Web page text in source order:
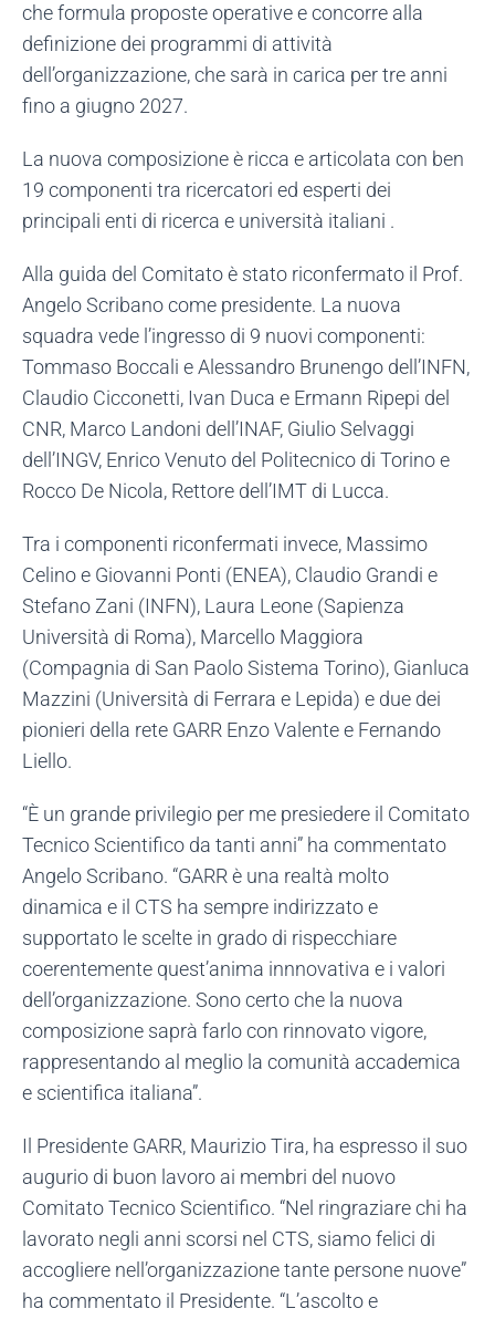
che formula proposte operative e concorre alla
definizione dei programmi di attività
dell’organizzazione, che sarà in carica per tre anni
fino a giugno 2027.
La nuova composizione è ricca e articolata con ben
19 componenti tra ricercatori ed esperti dei
principali enti di ricerca e università italiani .
Alla guida del Comitato è stato riconfermato il Prof.
Angelo Scribano come presidente. La nuova
squadra vede l’ingresso di 9 nuovi componenti:
Tommaso Boccali e Alessandro Brunengo dell’INFN,
Claudio Cicconetti, Ivan Duca e Ermann Ripepi del
CNR, Marco Landoni dell’INAF, Giulio Selvaggi
dell’INGV, Enrico Venuto del Politecnico di Torino e
Rocco De Nicola, Rettore dell’IMT di Lucca.
Tra i componenti riconfermati invece, Massimo
Celino e Giovanni Ponti (ENEA), Claudio Grandi e
Stefano Zani (INFN), Laura Leone (Sapienza
Università di Roma), Marcello Maggiora
(Compagnia di San Paolo Sistema Torino), Gianluca
Mazzini (Università di Ferrara e Lepida) e due dei
pionieri della rete GARR Enzo Valente e Fernando
Liello.
“È un grande privilegio per me presiedere il Comitato
Tecnico Scientifico da tanti anni” ha commentato
Angelo Scribano. “GARR è una realtà molto
dinamica e il CTS ha sempre indirizzato e
supportato le scelte in grado di rispecchiare
coerentemente quest’anima innnovativa e i valori
dell’organizzazione. Sono certo che la nuova
composizione saprà farlo con rinnovato vigore,
rappresentando al meglio la comunità accademica
e scientifica italiana”.
Il Presidente GARR, Maurizio Tira, ha espresso il suo
augurio di buon lavoro ai membri del nuovo
Comitato Tecnico Scientifico. “Nel ringraziare chi ha
lavorato negli anni scorsi nel CTS, siamo felici di
accogliere nell’organizzazione tante persone nuove”
ha commentato il Presidente. “L’ascolto e